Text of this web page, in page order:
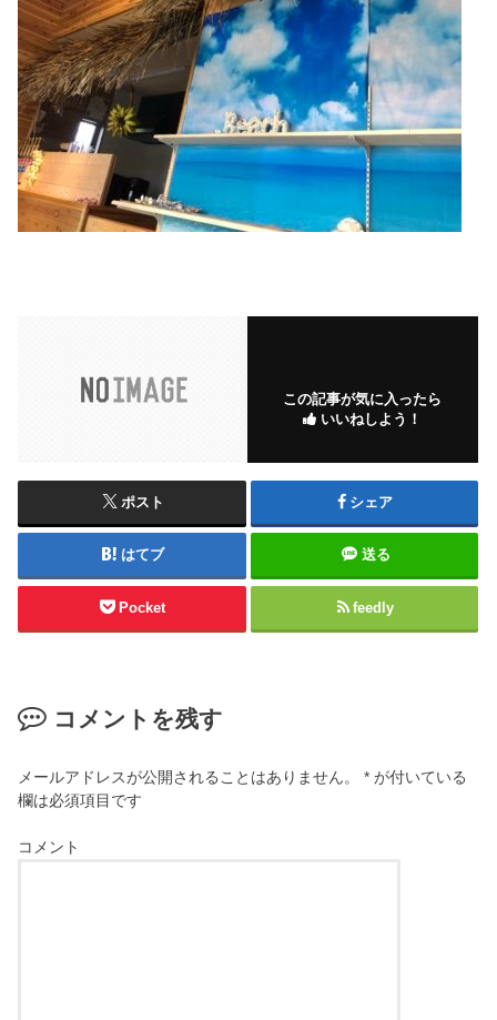
この記事が気に入ったら
いいねしよう！
ポスト シェア
はてブ 送る
Pocket feedly
コメントを残す
メールアドレスが公開されることはありません。 * が付いている
欄は必須項目です
コメント